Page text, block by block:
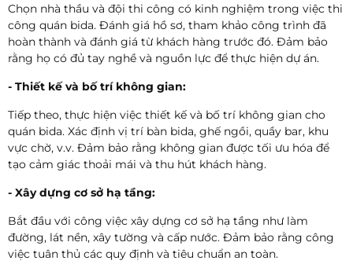
Chọn nhà thầu và đội thi công có kinh nghiệm trong việc thi
công quán bida. Đánh giá hồ sơ, tham khảo công trình đã
hoàn thành và đánh giá từ khách hàng trước đó. Đảm bảo
rằng họ có đủ tay nghề và nguồn lực để thực hiện dự án.
- Thiết kế và bố trí không gian:
Tiếp theo, thực hiện việc thiết kế và bố trí không gian cho
quán bida. Xác định vị trí bàn bida, ghế ngồi, quầy bar, khu
vực chờ, v.v. Đảm bảo rằng không gian được tối ưu hóa để
tạo cảm giác thoải mái và thu hút khách hàng.
- Xây dựng cơ sở hạ tầng:
Bắt đầu với công việc xây dựng cơ sở hạ tầng như làm
đường, lát nền, xây tường và cấp nước. Đảm bảo rằng công
việc tuân thủ các quy định và tiêu chuẩn an toàn.